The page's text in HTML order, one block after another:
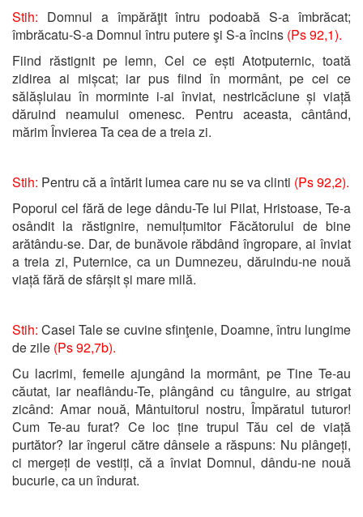
Stih: Domnul a împărăţit întru podoabă S-a îmbrăcat;
îmbrăcatu-S-a Domnul întru putere şi S-a încins (Ps 92,1).
Fiind răstignit pe lemn, Cel ce ești Atotputernic, toată
zidirea ai mișcat; iar pus fiind în mormânt, pe cei ce
sălășluiau în morminte i-ai înviat, nestricăciune și viață
dăruind neamului omenesc. Pentru aceasta, cântând,
mărim Învierea Ta cea de a treia zi.
Stih: Pentru că a întărit lumea care nu se va clinti (Ps 92,2).
Poporul cel fără de lege dându-Te lui Pilat, Hristoase, Te-a
osândit la răstignire, nemulțumitor Făcătorului de bine
arătându-se. Dar, de bunăvoie răbdând îngropare, ai înviat
a treia zi, Puternice, ca un Dumnezeu, dăruindu-ne nouă
viață fără de sfârșit și mare milă.
Stih: Casei Tale se cuvine sfinţenie, Doamne, întru lungime
de zile (Ps 92,7b).
Cu lacrimi, femeile ajungând la mormânt, pe Tine Te-au
căutat, iar neaflându-Te, plângând cu tânguire, au strigat
zicând: Amar nouă, Mântuitorul nostru, Împăratul tuturor!
Cum Te-au furat? Ce loc ține trupul Tău cel de viață
purtător? Iar îngerul către dânsele a răspuns: Nu plângeți,
ci mergeți de vestiți, că a înviat Domnul, dându-ne nouă
bucurie, ca un îndurat.